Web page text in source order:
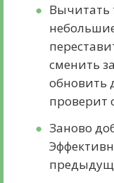
Вычитать
сменить
обновить
проверит
Заново